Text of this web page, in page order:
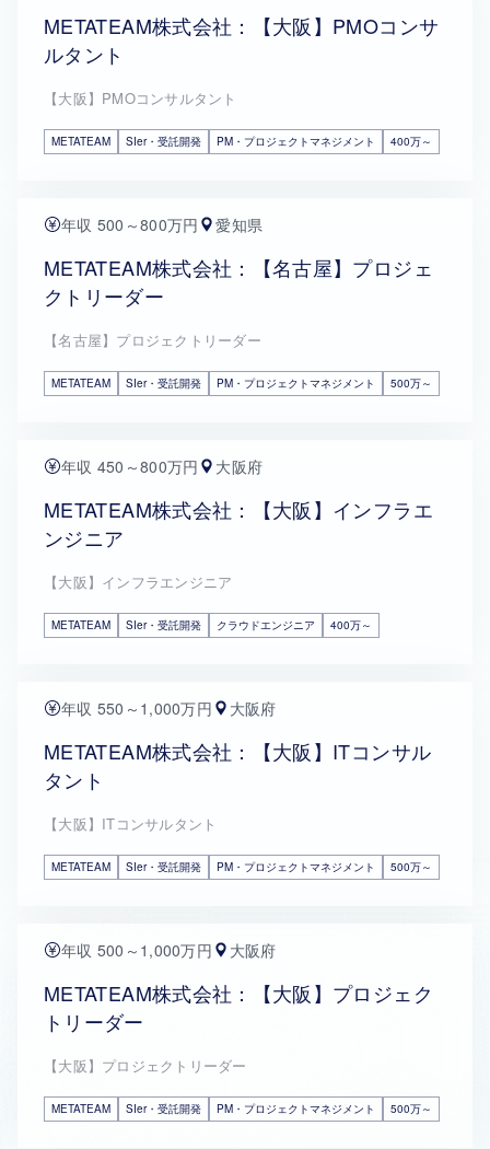
METATEAM株式会社：【大阪】PMOコンサ
ルタント
【大阪】PMOコンサルタント
METATEAM SIer・受託開発 PM・プロジェクトマネジメント 400万～
年収 500～800万円 愛知県
METATEAM株式会社：【名古屋】プロジェ
クトリーダー
【名古屋】プロジェクトリーダー
METATEAM SIer・受託開発 PM・プロジェクトマネジメント 500万～
年収 450～800万円 大阪府
METATEAM株式会社：【大阪】インフラエ
ンジニア
【大阪】インフラエンジニア
METATEAM SIer・受託開発 クラウドエンジニア 400万～
年収 550～1,000万円 大阪府
METATEAM株式会社：【大阪】ITコンサル
タント
【大阪】ITコンサルタント
METATEAM SIer・受託開発 PM・プロジェクトマネジメント 500万～
年収 500～1,000万円 大阪府
METATEAM株式会社：【大阪】プロジェク
トリーダー
【大阪】プロジェクトリーダー
METATEAM SIer・受託開発 PM・プロジェクトマネジメント 500万～